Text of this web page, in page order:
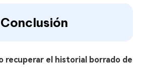
recuperar el historial borrado de